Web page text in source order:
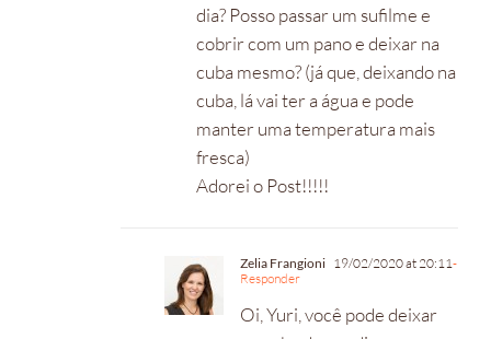
dia? Posso passar um sufilme e
cobrir com um pano e deixar na
cuba mesmo? (já que, deixando na
cuba, lá vai ter a água e pode
manter uma temperatura mais
fresca)
Adorei o Post!!!!!
Zelia Frangioni 19/02/2020 at 20:11-
Responder
Oi, Yuri, você pode deixar